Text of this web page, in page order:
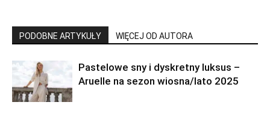
PODOBNE ARTYKUŁY WIĘCEJ OD AUTORA
Pastelowe sny i dyskretny luksus –
Aruelle na sezon wiosna/lato 2025